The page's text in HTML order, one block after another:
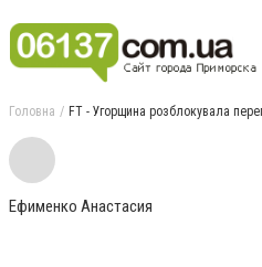
Головна FT - Угорщина розблокувала
Ефименко Анастасия